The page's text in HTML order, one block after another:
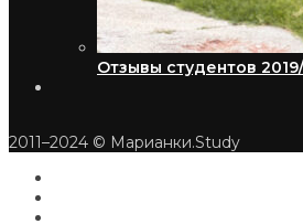
Отзывы студентов
2011–2024 © Марианки.Study